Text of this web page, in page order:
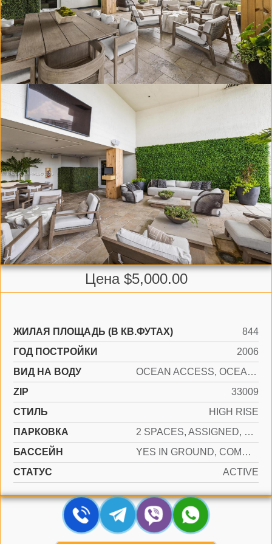
Цена $5,000.00
ЖИЛАЯ ПЛОЩАДЬ (В КВ.ФУТАХ)
844
ГОД ПОСТРОЙКИ
2006
ВИД НА ВОДУ
OCEAN ACCESS, OCEAN FRONT
ZIP
33009
СТИЛЬ
HIGH RISE
ПАРКОВКА
2 SPACES, ASSIGNED, VALET, LIMITED # OF VEHICLE, NO RV/BOATS, NO TRUCKS/TRAILERS
БАССЕЙН
YES IN GROUND, COMMUNITY, HEATED, HOT TUB
СТАТУС
ACTIVE